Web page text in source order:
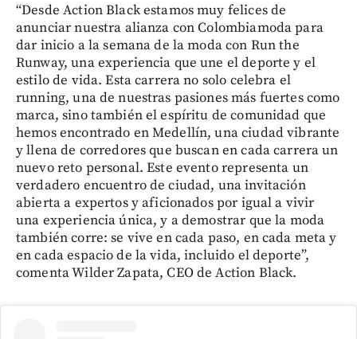
“Desde Action Black estamos muy felices de
anunciar nuestra alianza con Colombiamoda para
dar inicio a la semana de la moda con Run the
Runway, una experiencia que une el deporte y el
estilo de vida. Esta carrera no solo celebra el
running, una de nuestras pasiones más fuertes como
marca, sino también el espíritu de comunidad que
hemos encontrado en Medellín, una ciudad vibrante
y llena de corredores que buscan en cada carrera un
nuevo reto personal. Este evento representa un
verdadero encuentro de ciudad, una invitación
abierta a expertos y aficionados por igual a vivir
una experiencia única, y a demostrar que la moda
también corre: se vive en cada paso, en cada meta y
en cada espacio de la vida, incluido el deporte”,
comenta Wilder Zapata, CEO de Action Black.